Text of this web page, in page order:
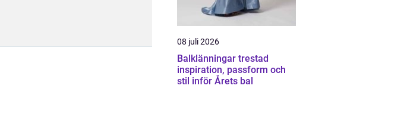
08 juli 2026
Balklänningar trestad
inspiration, passform och
stil inför Årets bal